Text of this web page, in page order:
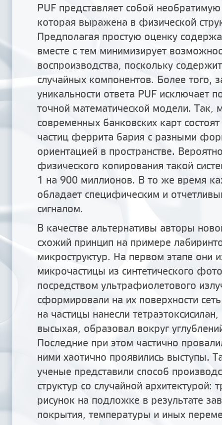
PUF представляет собой
которая выражена в физической
Предполагая простую оценку
вместе с тем минимизирует
воспроизводства, поскольку
случайных компонентов. Более того,
уникальности ответа PUF исключает
точной математической модели. Так,
современных банковских карт
частиц феррита бария с разными
ориентацией в пространстве.
физического копирования такой
1 на 900 миллионов. В то же время
обладает специфическим и
сигналом.
В качестве альтернативы авторы
схожий принцип на примере
микроструктур. На первом этапе они
микрочастицы из синтетического
посредством ультрафиолетового
сформировали на их поверхности
на частицы нанесли
высыхая, образовал вокруг
Последние при этом частично
ними хаотично проявились выступы.
ученые представили способ
структур со случайной архитектурой:
рисунок на подложке в результате
покрытия, температуры и иных